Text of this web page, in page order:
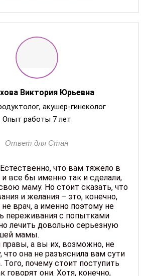
Виктория Юрьевна
акушер-гинеколог
Опыт работы 7 лет
Ответ для Стан
что вам тяжело в
и все бы именно так и сделали,
маму. Но стоит сказать, что
и желания – это, конечно,
врач, а именно поэтому не
переживания с попытками
лечить довольно серьезную
мамы.
правы, а вы их, возможно, не
что она не разъяснила вам сути
Того, почему стоит поступить
говорят они. Хотя, конечно,